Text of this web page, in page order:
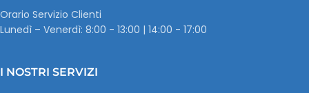
Orario Servizio Clienti
Lunedì – Venerdì: 8:00 - 13:00 | 14:00 - 17:00
I NOSTRI SERVIZI